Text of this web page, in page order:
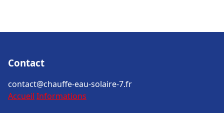
Contact
contact@chauffe-eau-solaire-7.fr
Accueil Informations